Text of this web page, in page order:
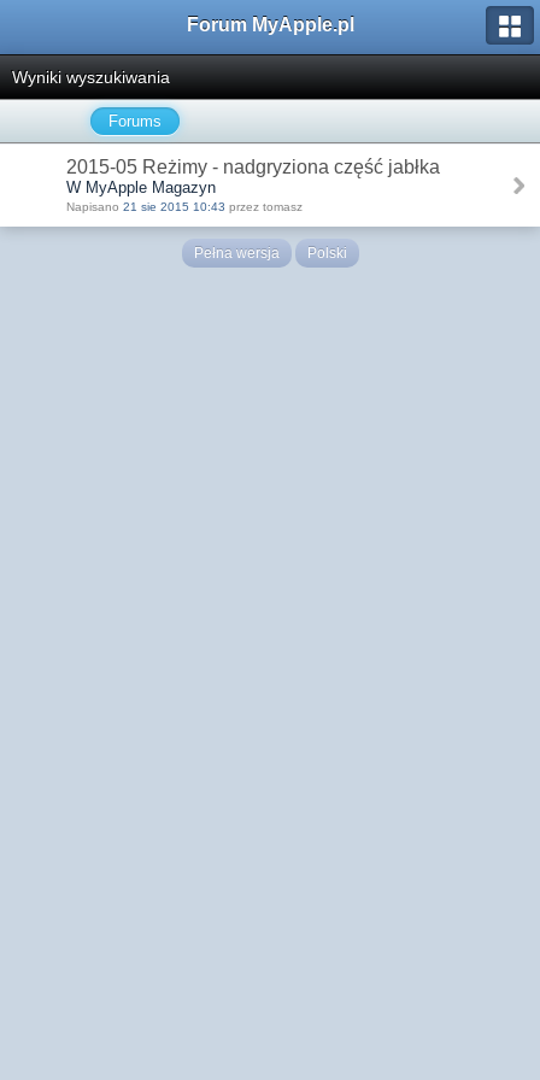
Forum MyApple.pl
Wyniki wyszukiwania
Forums
2015-05 Reżimy - nadgryziona część jabłka
W MyApple Magazyn
Napisano 21 sie 2015 10:43 przez tomasz
Pełna wersja Polski